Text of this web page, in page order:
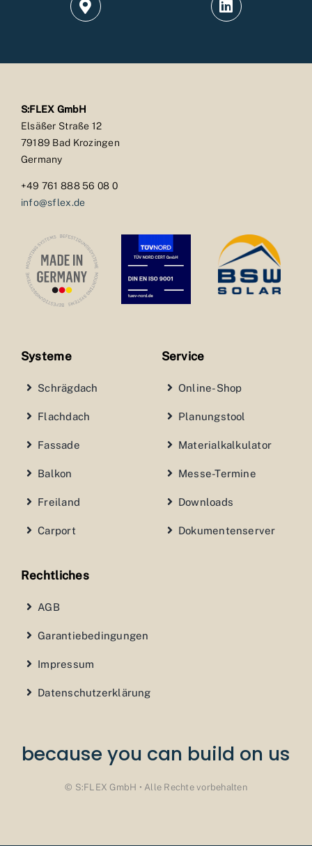
S:FLEX GmbH
Elsäßer Straße 12
79189 Bad Krozingen
Germany
+49 761 888 56 08 0
info@sflex.de
Systeme
Schrägdach
Flachdach
Fassade
Balkon
Freiland
Carport
Service
Online-Shop
Planungstool
Materialkalkulator
Messe-Termine
Downloads
Dokumentenserver
Rechtliches
AGB
Garantiebedingungen
Impressum
Datenschutzerklärung
because you can build on us
© S:FLEX GmbH • Alle Rechte vorbehalten